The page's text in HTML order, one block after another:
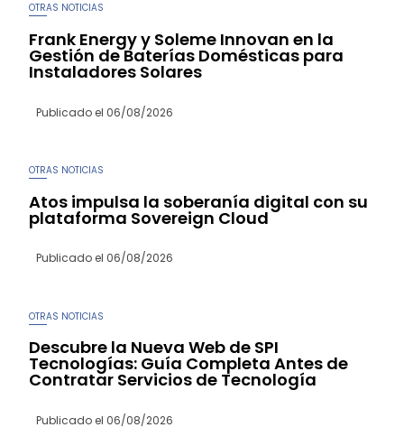
OTRAS NOTICIAS
Frank Energy y Soleme Innovan en la
Gestión de Baterías Domésticas para
Instaladores Solares
Publicado el 06/08/2026
OTRAS NOTICIAS
Atos impulsa la soberanía digital con su
plataforma Sovereign Cloud
Publicado el 06/08/2026
OTRAS NOTICIAS
Descubre la Nueva Web de SPI
Tecnologías: Guía Completa Antes de
Contratar Servicios de Tecnología
Publicado el 06/08/2026